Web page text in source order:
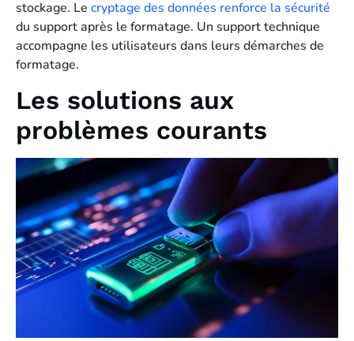
stockage. Le cryptage des données renforce la sécurité
du support après le formatage. Un support technique
accompagne les utilisateurs dans leurs démarches de
formatage.
Les solutions aux
problèmes courants